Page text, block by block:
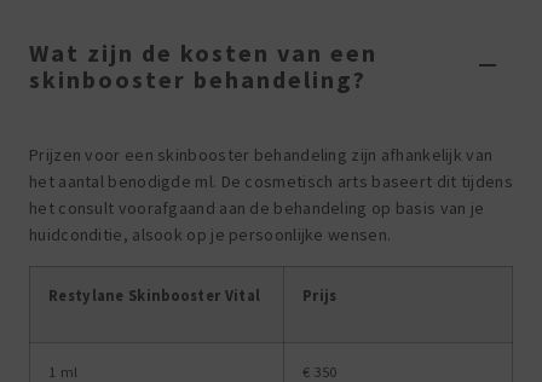
Wat zijn de kosten van een
skinbooster behandeling?
Prijzen voor een skinbooster behandeling zijn afhankelijk van
het aantal benodigde ml. De cosmetisch arts baseert dit tijdens
het consult voorafgaand aan de behandeling op basis van je
huidconditie, alsook op je persoonlijke wensen.
Restylane Skinbooster Vital Prijs
1 ml € 350